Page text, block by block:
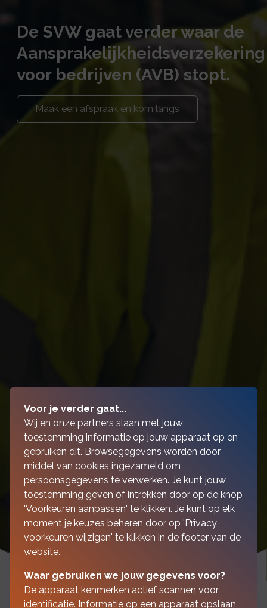
De SVW gaat verder waar de
Aansprakelijkheidsverzekering
voor bedrijven (AVB) stopt.
Maak een afspraak en kom langs
Voor je verder gaat...
Wij en onze partners slaan met jouw
toestemming informatie op jouw apparaat op en
gebruiken dit. Browsegegevens worden door
middel van cookies ingezameld om
persoonsgegevens te verwerken. Je kunt jouw
toestemming geven of intrekken door op de knop
'Voorkeuren aanpassen' te klikken. Je kunt op elk
moment je keuzes beheren door op 'Privacy
voorkeuren wijzigen' te klikken in de footer van de
website.
Waar gebruiken we jouw gegevens voor?
De apparaat kenmerken actief scannen voor
identificatie. Informatie op een apparaat opslaan